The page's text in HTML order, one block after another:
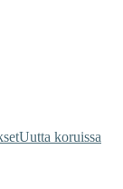
Uutta koruissa